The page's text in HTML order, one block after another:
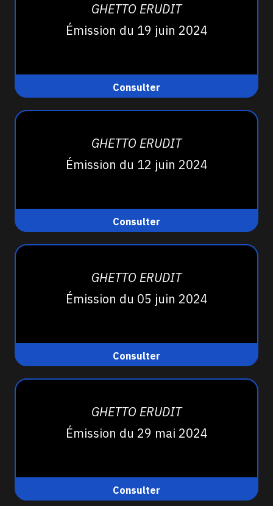
GHETTO ERUDIT
Émission du 19 juin 2024
Consulter
GHETTO ERUDIT
Émission du 12 juin 2024
Consulter
GHETTO ERUDIT
Émission du 05 juin 2024
Consulter
GHETTO ERUDIT
Émission du 29 mai 2024
Consulter